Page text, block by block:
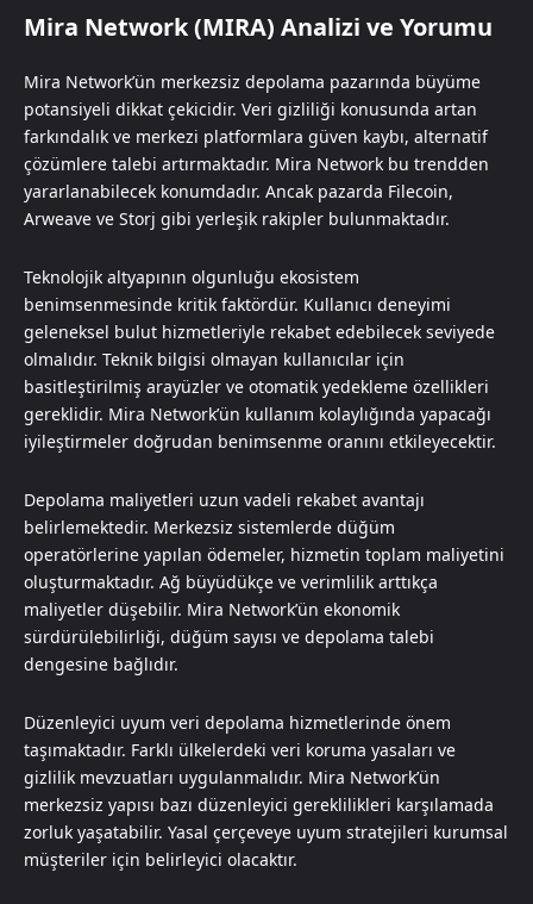
Mira Network (MIRA) Analizi ve Yorumu
Mira Network’ün merkezsiz depolama pazarında büyüme
potansiyeli dikkat çekicidir. Veri gizliliği konusunda artan
farkındalık ve merkezi platformlara güven kaybı, alternatif
çözümlere talebi artırmaktadır. Mira Network bu trendden
yararlanabilecek konumdadır. Ancak pazarda Filecoin,
Arweave ve Storj gibi yerleşik rakipler bulunmaktadır.
Teknolojik altyapının olgunluğu ekosistem
benimsenmesinde kritik faktördür. Kullanıcı deneyimi
geleneksel bulut hizmetleriyle rekabet edebilecek seviyede
olmalıdır. Teknik bilgisi olmayan kullanıcılar için
basitleştirilmiş arayüzler ve otomatik yedekleme özellikleri
gereklidir. Mira Network’ün kullanım kolaylığında yapacağı
iyileştirmeler doğrudan benimsenme oranını etkileyecektir.
Depolama maliyetleri uzun vadeli rekabet avantajı
belirlemektedir. Merkezsiz sistemlerde düğüm
operatörlerine yapılan ödemeler, hizmetin toplam maliyetini
oluşturmaktadır. Ağ büyüdükçe ve verimlilik arttıkça
maliyetler düşebilir. Mira Network’ün ekonomik
sürdürülebilirliği, düğüm sayısı ve depolama talebi
dengesine bağlıdır.
Düzenleyici uyum veri depolama hizmetlerinde önem
taşımaktadır. Farklı ülkelerdeki veri koruma yasaları ve
gizlilik mevzuatları uygulanmalıdır. Mira Network’ün
merkezsiz yapısı bazı düzenleyici gereklilikleri karşılamada
zorluk yaşatabilir. Yasal çerçeveye uyum stratejileri kurumsal
müşteriler için belirleyici olacaktır.